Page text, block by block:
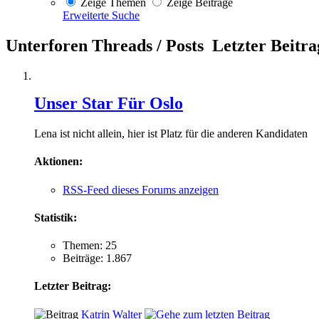
Zeige Themen
Zeige Beiträge
Erweiterte Suche
Unterforen Threads / Posts Letzter
Unser Star Für Oslo
Lena ist nicht allein, hier ist Platz für die anderen Kandidaten
Aktionen:
RSS-Feed dieses Forums anzeigen
Statistik:
Themen: 25
Beiträge: 1.867
Letzter Beitrag:
Katrin Walter